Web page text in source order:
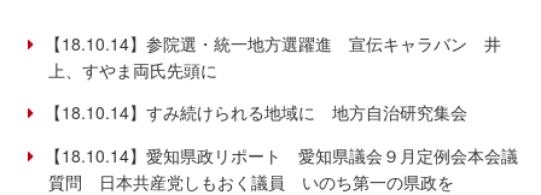
【18.10.14】参院選・統一地方選躍進 宣伝キャラバン 井
上、すやま両氏先頭に
【18.10.14】すみ続けられる地域に 地方自治研究集会
【18.10.14】愛知県政リポート 愛知県議会９月定例会本会議
質問 日本共産党しもおく議員 いのち第一の県政を